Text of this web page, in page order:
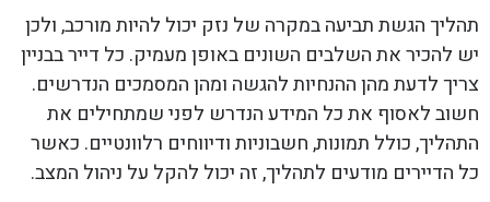
תהליך הגשת תביעה במקרה של נזק יכול להיות מורכב, ולכן
יש להכיר את השלבים השונים באופן מעמיק. כל דייר בבניין
צריך לדעת מהן ההנחיות להגשה ומהן המסמכים הנדרשים.
חשוב לאסוף את כל המידע הנדרש לפני שמתחילים את
התהליך, כולל תמונות, חשבוניות ודיווחים רלוונטיים. כאשר
כל הדיירים מודעים לתהליך, זה יכול להקל על ניהול המצב.